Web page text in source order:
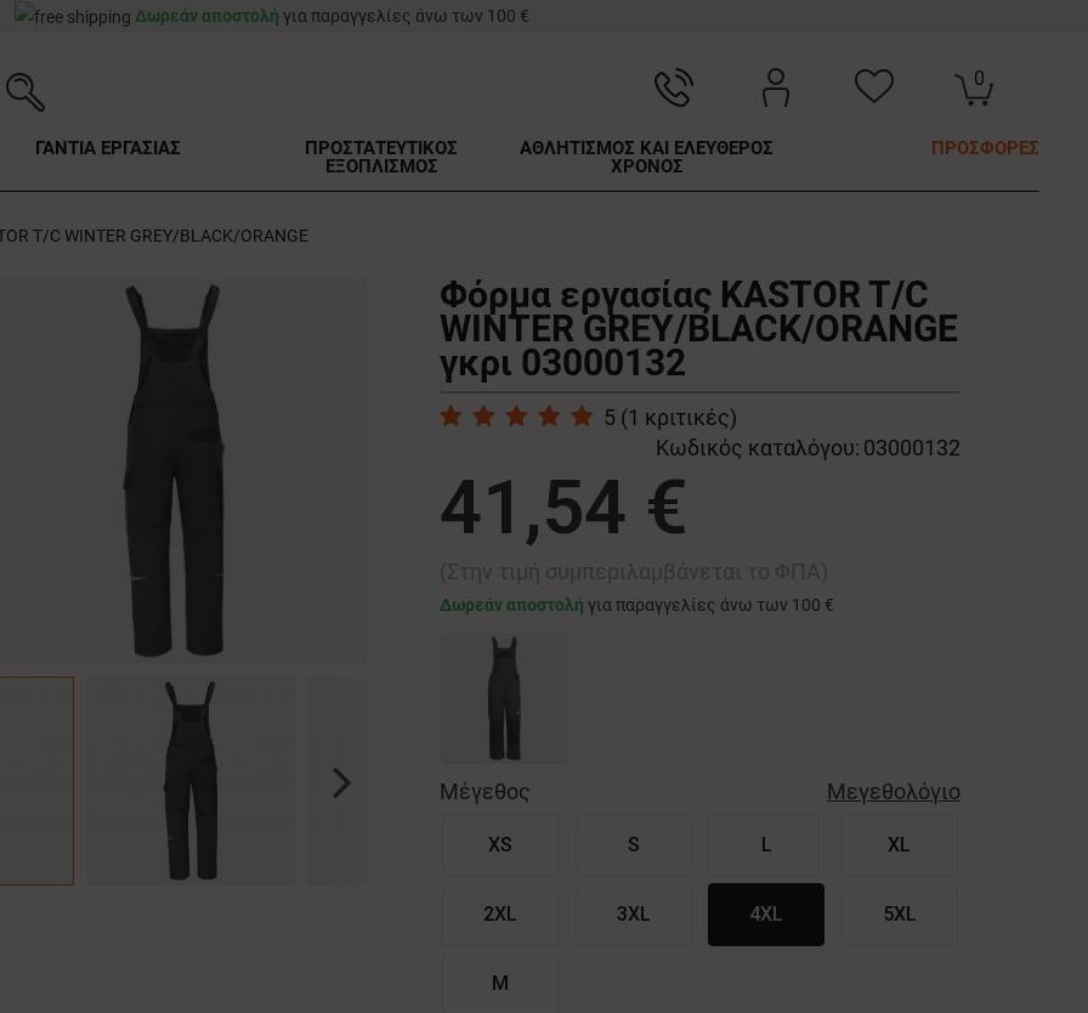
Δωρεάν αποστολή για παραγγελίες άνω των 100 €
0
ΓΑΝΤΙΑ ΕΡΓΑΣΙΑΣ
ΠΡΟΣΤΑΤΕΥΤΙΚΟΣ
ΕΞΟΠΛΙΣΜΟΣ
ΑΘΛΗΤΙΣΜΟΣ ΚΑΙ ΕΛΕΥΘΕΡΟΣ
ΧΡΟΝΟΣ
ΠΡΟΣΦΟΡΕΣ
T/C WINTER GREY/BLACK/ORANGE
Next
Φόρμα εργασίας KASTOR T/C
WINTER GREY/BLACK/ORANGE
γκρι 03000132
5 (1 κριτικές)
Κωδικός καταλόγου: 03000132
41,54 €
Δωρεάν αποστολή για παραγγελίες άνω των 100 €
Μέγεθος Μεγεθολόγιο
XS S L XL
2XL 3XL 4XL 5XL
M